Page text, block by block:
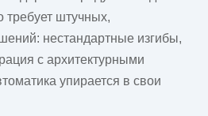
требует штучных,
нестандартные изгибы,
с архитектурными
упирается в свои